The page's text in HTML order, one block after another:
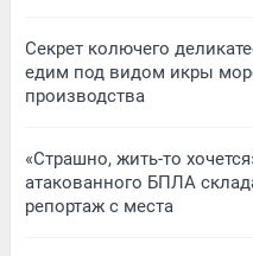
Секрет колючего
едим под видом икры
производства
«Страшно, жить-то
атакованного БПЛА
репортаж с места